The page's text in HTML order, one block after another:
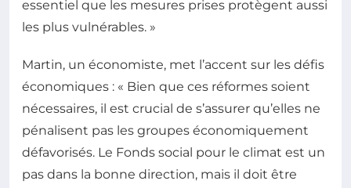
essentiel que les mesures prises protègent aussi
les plus vulnérables. »
Martin, un économiste, met l’accent sur les défis
économiques : « Bien que ces réformes soient
nécessaires, il est crucial de s’assurer qu’elles ne
pénalisent pas les groupes économiquement
défavorisés. Le Fonds social pour le climat est un
pas dans la bonne direction, mais il doit être